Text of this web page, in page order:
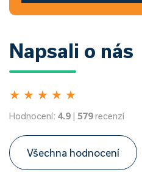
Napsali o nás
★ ★ ★ ★ ★
Hodnocení: 4.9 | 579recenzí
Všechna hodnocení